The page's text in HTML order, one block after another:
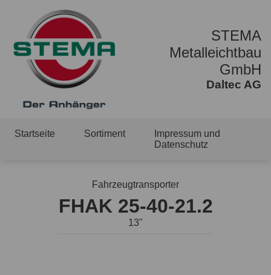
STEMA
Metalleichtbau
GmbH
Daltec AG
Startseite Sortiment
Impressum und
Datenschutz
Fahrzeugtransporter
FHAK 25-40-21.2
13"